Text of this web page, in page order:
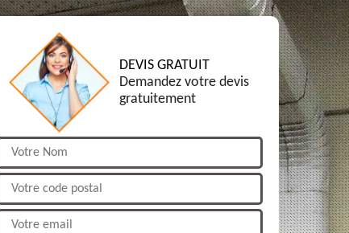
DEVIS GRATUIT
Demandez votre devis
gratuitement